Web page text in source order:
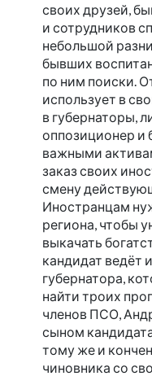
своих друзей,
и сотрудников
небольшой
бывших
по ним поиски.
использует в
в губернаторы,
оппозиционер и
важными
заказ своих
смену
Иностранцам
региона, чтобы
выкачать
кандидат ведёт
губернатора,
найти троих
членов ПСО,
сыном
тому же и
чиновника со